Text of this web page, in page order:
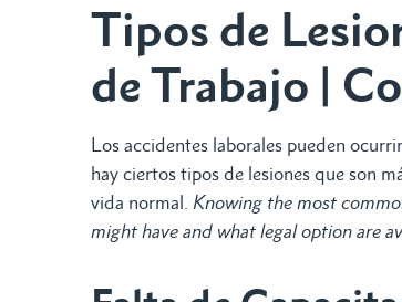
Tipos de
de Trabajo |
Los accidentes laborales pueden
hay ciertos tipos de lesiones que son
vida normal. Knowing the most
might have and what legal option are